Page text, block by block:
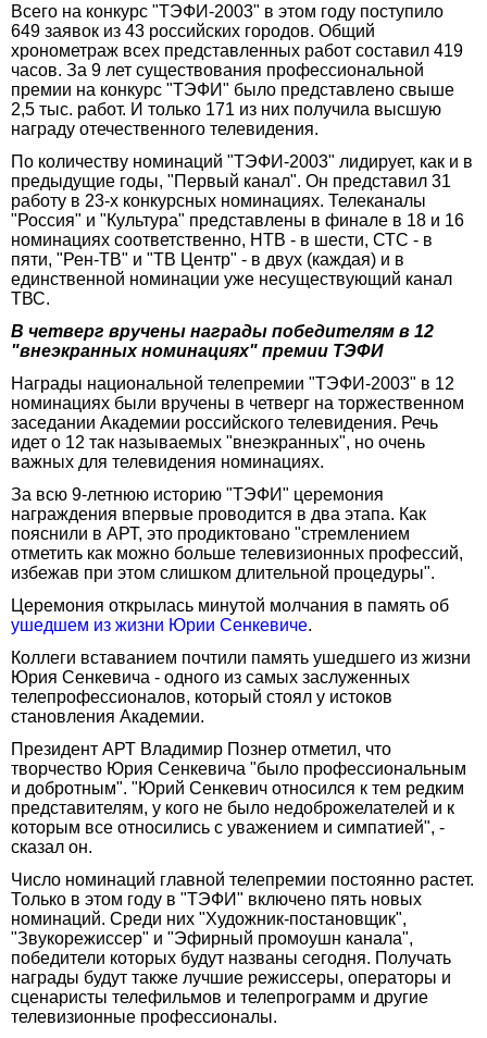
Всего на конкурс "ТЭФИ-2003" в этом году поступило
649 заявок из 43 российских городов. Общий
хронометраж всех представленных работ составил 419
часов. За 9 лет существования профессиональной
премии на конкурс "ТЭФИ" было представлено свыше
2,5 тыс. работ. И только 171 из них получила высшую
награду отечественного телевидения.
По количеству номинаций "ТЭФИ-2003" лидирует, как и в
предыдущие годы, "Первый канал". Он представил 31
работу в 23-х конкурсных номинациях. Телеканалы
"Россия" и "Культура" представлены в финале в 18 и 16
номинациях соответственно, НТВ - в шести, СТС - в
пяти, "Рен-ТВ" и "ТВ Центр" - в двух (каждая) и в
единственной номинации уже несуществующий канал
ТВС.
В четверг вручены награды победителям в 12
"внеэкранных номинациях" премии ТЭФИ
Награды национальной телепремии "ТЭФИ-2003" в 12
номинациях были вручены в четверг на торжественном
заседании Академии российского телевидения. Речь
идет о 12 так называемых "внеэкранных", но очень
важных для телевидения номинациях.
За всю 9-летнюю историю "ТЭФИ" церемония
награждения впервые проводится в два этапа. Как
пояснили в АРТ, это продиктовано "стремлением
отметить как можно больше телевизионных профессий,
избежав при этом слишком длительной процедуры".
Церемония открылась минутой молчания в память об
ушедшем из жизни Юрии Сенкевиче.
Коллеги вставанием почтили память ушедшего из жизни
Юрия Сенкевича - одного из самых заслуженных
телепрофессионалов, который стоял у истоков
становления Академии.
Президент АРТ Владимир Познер отметил, что
творчество Юрия Сенкевича "было профессиональным
и добротным". "Юрий Сенкевич относился к тем редким
представителям, у кого не было недоброжелателей и к
которым все относились с уважением и симпатией", -
сказал он.
Число номинаций главной телепремии постоянно растет.
Только в этом году в "ТЭФИ" включено пять новых
номинаций. Среди них "Художник-постановщик",
"Звукорежиссер" и "Эфирный промоушн канала",
победители которых будут названы сегодня. Получать
награды будут также лучшие режиссеры, операторы и
сценаристы телефильмов и телепрограмм и другие
телевизионные профессионалы.